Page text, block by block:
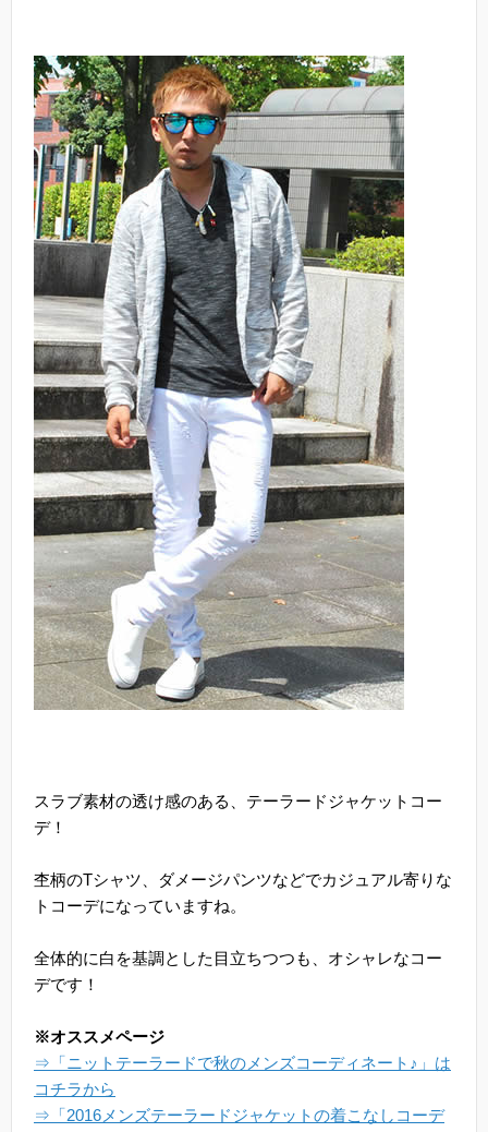
スラブ素材の透け感のある、テーラードジャケットコー
デ！
杢柄のTシャツ、ダメージパンツなどでカジュアル寄りな
トコーデになっていますね。
全体的に白を基調とした目立ちつつも、オシャレなコー
デです！
※オススメページ
⇒「ニットテーラードで秋のメンズコーディネート♪」は
コチラから
⇒「2016メンズテーラードジャケットの着こなしコーデ